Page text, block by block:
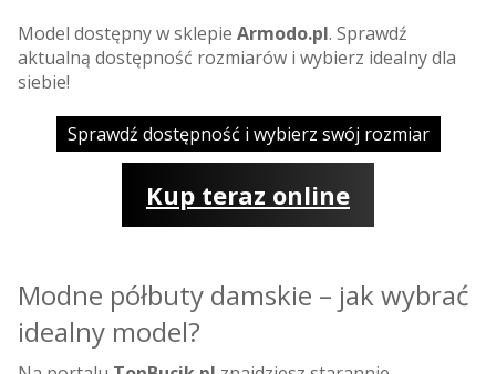
Model dostępny w sklepie Armodo.pl. Sprawdź
aktualną dostępność rozmiarów i wybierz idealny dla
siebie!
Sprawdź dostępność i wybierz swój rozmiar
Kup teraz online
Modne półbuty damskie – jak wybrać
idealny model?